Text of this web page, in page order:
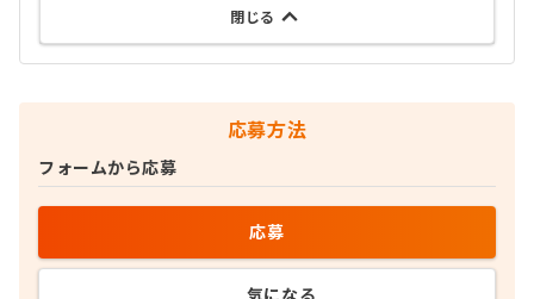
閉じる
応募方法
フォームから応募
応募